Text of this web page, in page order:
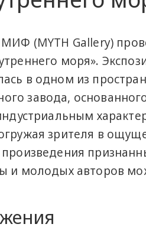
МИФ (MYTH Gallery)
моря».
в одном из
завода,
зрителя в
произведения
и молодых авторов